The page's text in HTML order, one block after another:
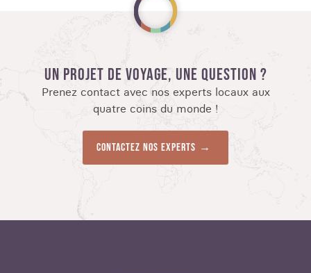
UN PROJET DE VOYAGE, UNE QUESTION ?
Prenez contact avec nos experts locaux aux
quatre coins du monde !
Contactez nos experts